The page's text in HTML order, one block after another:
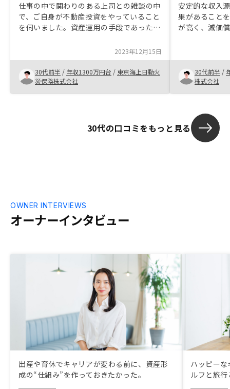
仕事の中で関わりのある上司との雑談の中
で、ご自身が不動産投資をやっていること
を伺いました。資産運用の手段であった
しているとのことでした。自分自身は特に
強い興味はありませんでしたが、その方か
らの勧めでしたので、話を聞いてみて、合
理的と考えられたので私もやってみた次第
です。
2023年12月15日
30代前半 / 年収1300万円台 / 東京海上日動火
災保険株式会社
安定的な収入
果があること
が高く、減価
れに対する対
きをスマホア
ブサイト上で
ができるよう
便だった。 また、ローン契約時、金利に
関する記載が
してしまう点
30代前半 /
株式会社
30代の口コミをもっと見る
オーナーインタビュー
OWNER INTERVIEWS
出産や育休でキャリアが変わる前に、資産形
成の“仕組み”を作っておきたかった。
ハッピー
ルフと旅